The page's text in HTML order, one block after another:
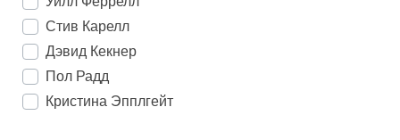
Стив Карелл
Дэвид Кекнер
Пол Радд
Кристина Эпплгейт